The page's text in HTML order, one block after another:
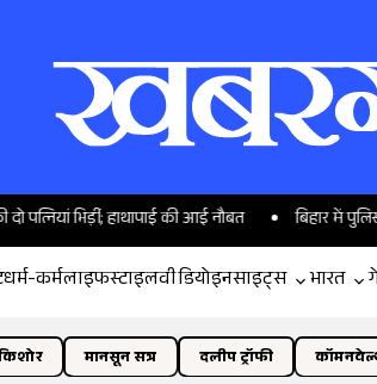
हाथापाई की आई नौबत बिहार में पुलिस ही
धर्म-कर्मलाइफस्टाइलवीडियोइनसाइट्स भारत
मानसून सत्र दलीप ट्रॉफी